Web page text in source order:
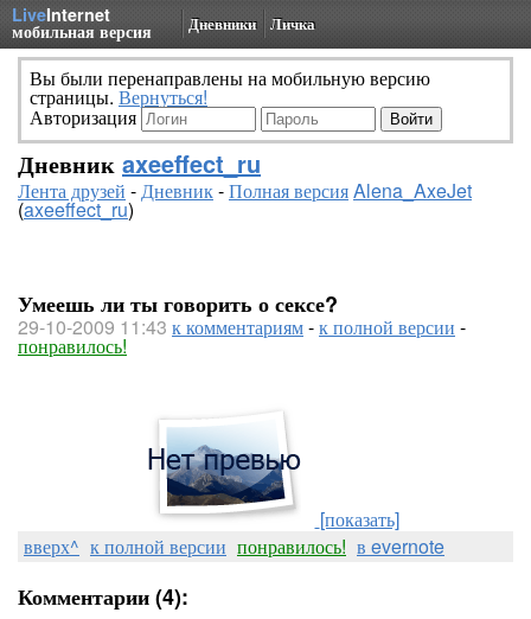
LiveInternet
мобильная версия Дневники Личка
Вы были перенаправлены на мобильную версию
страницы. Вернуться!
Авторизация
Дневник axeeffect_ru
Лента друзей -Дневник-Полная версияAlena_AxeJet
(axeeffect_ru)
Умеешь ли ты говорить о сексе?
29-10-2009 11:43 к комментариям-к полной версии -
понравилось!
[показать]
вверх^ к полной версии понравилось! в evernote
Комментарии (4):